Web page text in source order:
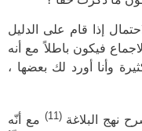
إذا قام على الدليل
فيكون باطلاً مع أنه
وأنا أورد لك بعضها ،
نهج البلاغة(11)
مع أنّه